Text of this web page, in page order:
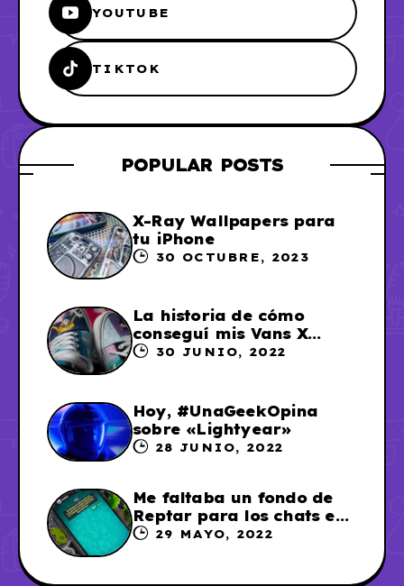
YOUTUBE
TIKTOK
POPULAR POSTS
X-Ray Wallpapers para
tu iPhone
30 OCTUBRE, 2023
La historia de cómo
conseguí mis Vans X
Sailor Moon
30 JUNIO, 2022
Hoy, #UnaGeekOpina
sobre «Lightyear»
28 JUNIO, 2022
Me faltaba un fondo de
Reptar para los chats en
WhatsApp, así que me lo
29 MAYO, 2022